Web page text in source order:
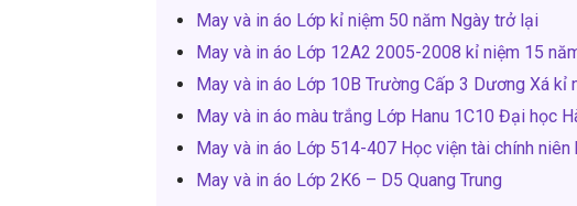
May và in áo Lớp kỉ niệm 50 năm Ngày trở lại
May và in áo Lớp 12A2 2005-2008 kỉ niệm 15
May và in áo Lớp 10B Trường Cấp 3 Dương Xá kỉ
May và in áo màu trắng Lớp Hanu 1C10 Đại học
May và in áo Lớp 514-407 Học viện tài chính
May và in áo Lớp 2K6 – D5 Quang Trung